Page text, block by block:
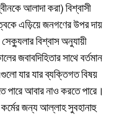
আলাদা করা) বিশ্বাসী
এড়িয়ে জনগণের উপর দায়
বিশ্বাস অনুযায়ী
জবাবদিহিতার সাথে বর্তমান
যার যার ব্যক্তিগত বিষয়
পারে আবার নাও করতে পারে।
জন্য আল্লাহ সুবহানাহু